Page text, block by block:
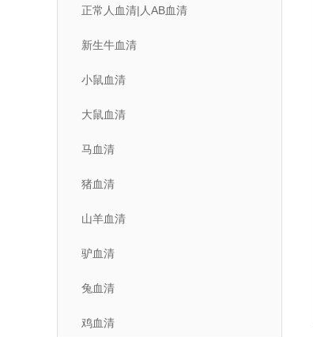
正常人血清|人AB血清
新生牛血清
小鼠血清
大鼠血清
马血清
猪血清
山羊血清
驴血清
兔血清
鸡血清